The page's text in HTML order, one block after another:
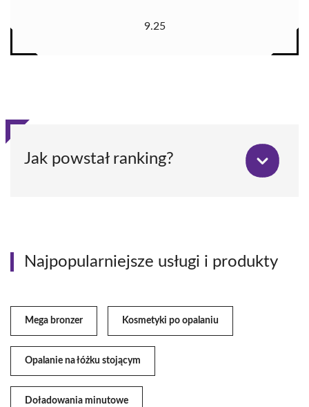
9.25
Jak powstał ranking?
Najpopularniejsze usługi i produkty
Mega bronzer Kosmetyki po opalaniu
Opalanie na łóżku stojącym
Doładowania minutowe